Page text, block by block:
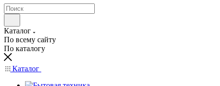
Каталог
По всему сайту
По каталогу
Каталог